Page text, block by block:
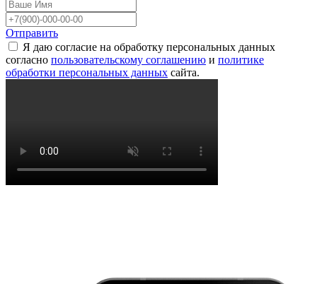
Отправить
Я даю согласие на обработку персональных данных
согласно пользовательскому соглашению и политике
обработки персональных данных сайта.